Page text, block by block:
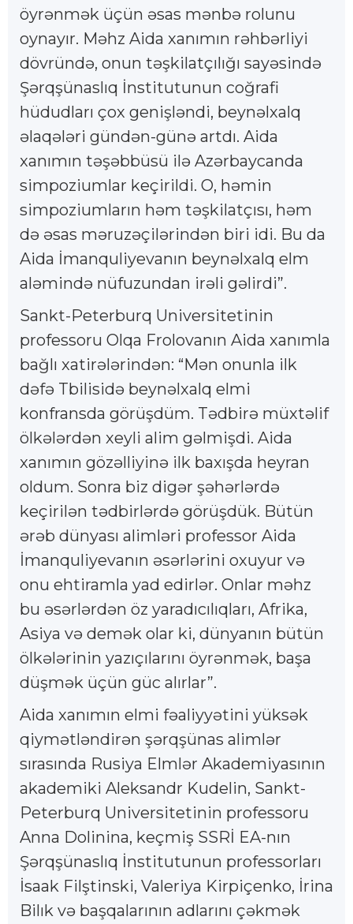
öyrənmək üçün əsas mənbə rolunu
oynayır. Məhz Aida xanımın rəhbərliyi
dövründə, onun təşkilatçılığı sayəsində
Şərqşünaslıq İnstitutunun coğrafi
hüdudları çox genişləndi, beynəlxalq
əlaqələri gündən-günə artdı. Aida
xanımın təşəbbüsü ilə Azərbaycanda
simpoziumlar keçirildi. O, həmin
simpoziumların həm təşkilatçısı, həm
də əsas məruzəçilərindən biri idi. Bu da
Aida İmanquliyevanın beynəlxalq elm
aləmində nüfuzundan irəli gəlirdi”.
Sankt-Peterburq Universitetinin
professoru Olqa Frolovanın Aida xanımla
bağlı xatirələrindən: “Mən onunla ilk
dəfə Tbilisidə beynəlxalq elmi
konfransda görüşdüm. Tədbirə müxtəlif
ölkələrdən xeyli alim gəlmişdi. Aida
xanımın gözəlliyinə ilk baxışda heyran
oldum. Sonra biz digər şəhərlərdə
keçirilən tədbirlərdə görüşdük. Bütün
ərəb dünyası alimləri professor Aida
İmanquliyevanın əsərlərini oxuyur və
onu ehtiramla yad edirlər. Onlar məhz
bu əsərlərdən öz yaradıcılıqları, Afrika,
Asiya və demək olar ki, dünyanın bütün
ölkələrinin yazıçılarını öyrənmək, başa
düşmək üçün güc alırlar”.
Aida xanımın elmi fəaliyyətini yüksək
qiymətləndirən şərqşünas alimlər
sırasında Rusiya Elmlər Akademiyasının
akademiki Aleksandr Kudelin, Sankt-
Peterburq Universitetinin professoru
Anna Dolinina, keçmiş SSRİ EA-nın
Şərqşünaslıq İnstitutunun professorları
İsaak Filştinski, Valeriya Kirpiçenko, İrina
Bilık və başqalarının adlarını çəkmək